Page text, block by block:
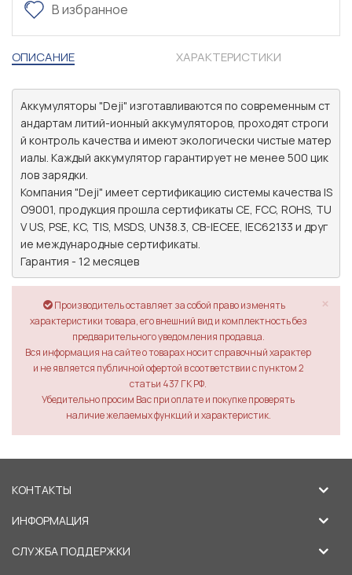
В избранное
ОПИСАНИЕ ХАРАКТЕРИСТИКИ
Аккумуляторы "Deji" изготавливаются по современным ст
андартам литий-ионный аккумуляторов, проходят строги
й контроль качества и имеют экологически чистые матер
иалы. Каждый аккумулятор гарантирует не менее 500 цик
лов зарядки.
Компания "Deji" имеет сертификацию системы качества IS
O9001, продукция прошла сертификаты CE, FCC, ROHS, TU
V US, PSE, KC, TIS, MSDS, UN38.3, CB-IECEE, IEC62133 и друг
ие международные сертификаты.
Гарантия - 12 месяцев
×
Производитель оставляет за собой право изменять
характеристики товара, его внешний вид и комплектность без
предварительного уведомления продавца.
Вся информация на сайте о товарах носит справочный характер
и не является публичной офертой в соответствии с пунктом 2
статьи 437 ГК РФ.
Убедительно просим Вас при оплате и покупке проверять
наличие желаемых функций и характеристик.
КОНТАКТЫ
ИНФОРМАЦИЯ
СЛУЖБА ПОДДЕРЖКИ